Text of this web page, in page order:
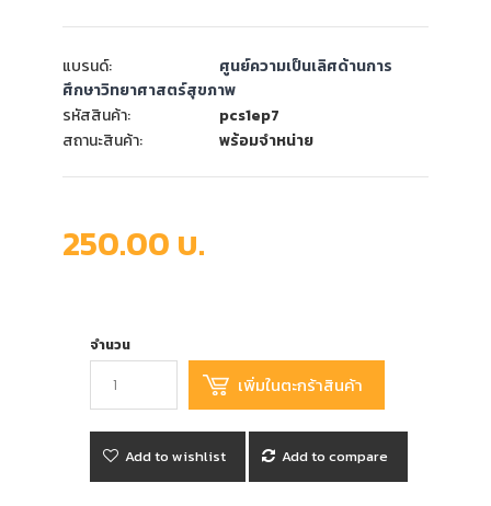
แบรนด์:
ศูนย์ความเป็นเลิศด้านการ
ศึกษาวิทยาศาสตร์สุขภาพ
รหัสสินค้า:
pcs1ep7
สถานะสินค้า:
พร้อมจำหน่าย
250.00 บ.
จำนวน
Add to wishlist Add to compare